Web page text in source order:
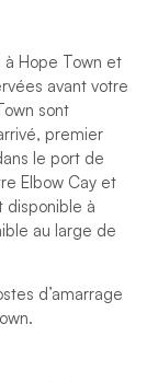
à Hope Town et
avant votre
sont
premier
le port de
Elbow Cay et
disponible à
au large de
d’amarrage